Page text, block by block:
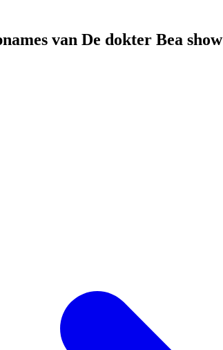
van De dokter Bea show